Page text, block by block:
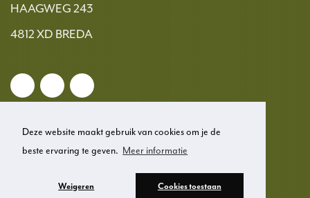
Deze website maakt gebruik van cookies om je de
beste ervaring te geven. Meer informatie
Weigeren Cookies toestaan
HAAGWEG 243
4812 XD BREDA
© 2026 Dux Nova